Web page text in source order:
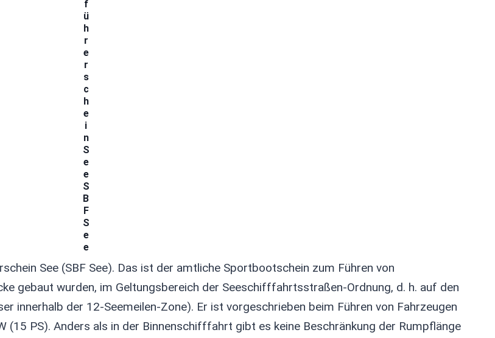
See (SBF See). Das ist der amtliche Sportbootschein zum Führen von
gebaut wurden, im Geltungsbereich der Seeschifffahrtsstraßen-Ordnung, d. h. auf den
innerhalb der 12-Seemeilen-Zone). Er ist vorgeschrieben beim Führen von Fahrzeugen
(15 PS). Anders als in der Binnenschifffahrt gibt es keine Beschränkung der Rumpflänge